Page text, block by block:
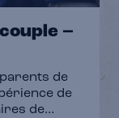
–
de
de
de